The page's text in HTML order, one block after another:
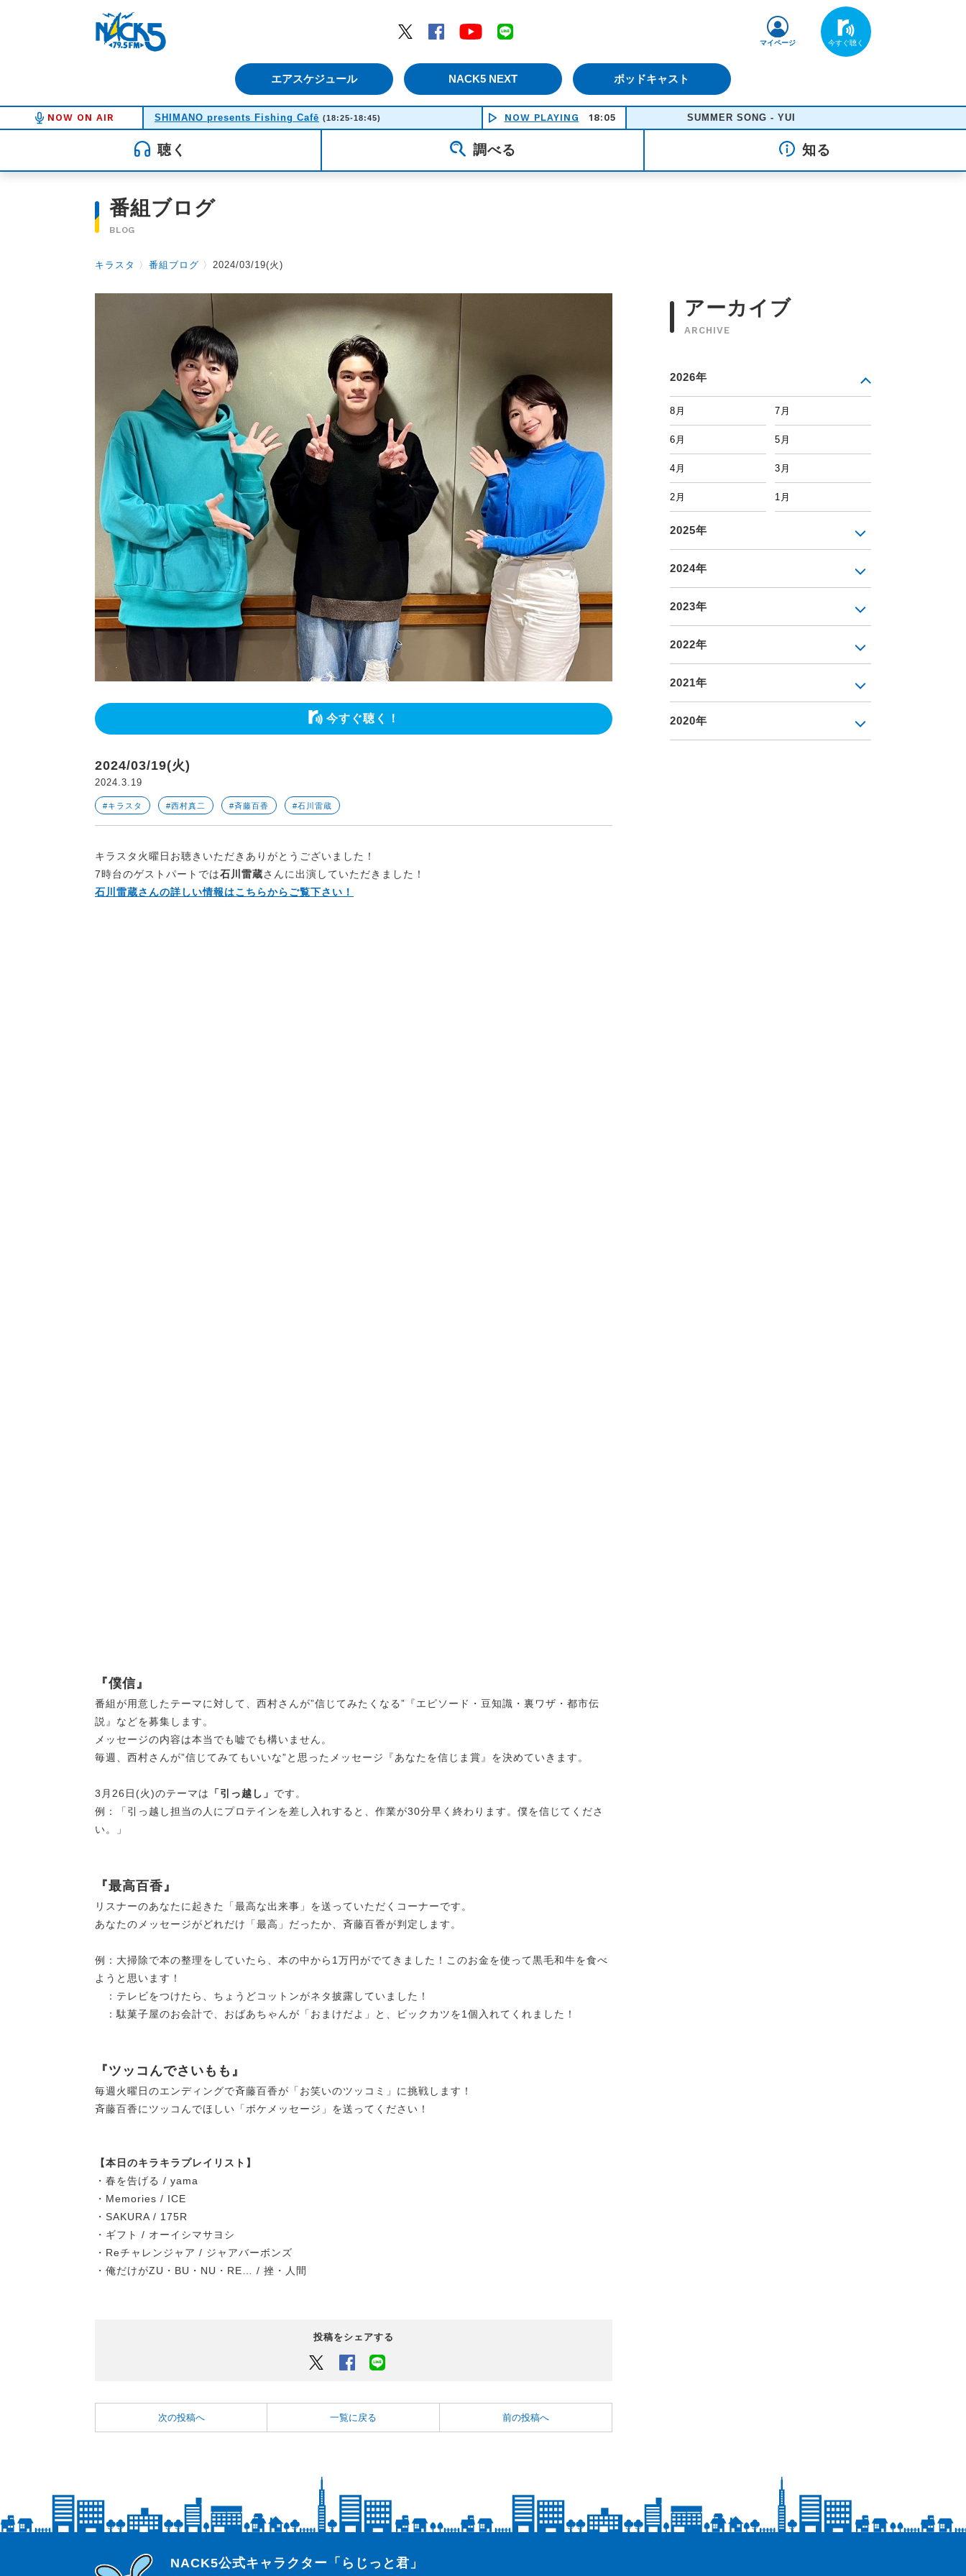
Twitter
Facebook YouTube
エアスケジュール NACK5 NEXT ポッドキャスト
マイページ
NOW ON AIR SHIMANO presents Fishing Cafē (18:25-18:45) NOW PLAYING 18:05 SUMMER SONG - YUI
聴く 調べる 知る
番組ブログ
BLOG
キラスタ 〉 番組ブログ 〉 2024/03/19(火)
今すぐ聴く！
2024/03/19(火)
2024.3.19
#キラスタ #西村真二 #斉藤百香 #石川雷蔵
キラスタ火曜日お聴きいただきありがとうございました！
7時台のゲストパートでは石川雷蔵さんに出演していただきました！
石川雷蔵さんの詳しい情報はこちらからご覧下さい！
『僕信』
番組が用意したテーマに対して、西村さんが”信じてみたくなる”『エピソード・豆知識・裏ワザ・都市伝
説』などを募集します。
メッセージの内容は本当でも嘘でも構いません。
毎週、西村さんが”信じてみてもいいな”と思ったメッセージ『あなたを信じま賞』を決めていきます。
3月26日(火)のテーマは 「引っ越し」 です。
例：「引っ越し担当の人にプロテインを差し入れすると、作業が30分早く終わります。僕を信じてくださ
い。」
『最高百香』
リスナーのあなたに起きた「最高な出来事」を送っていただくコーナーです。
あなたのメッセージがどれだけ「最高」だったか、斉藤百香が判定します。
例：大掃除で本の整理をしていたら、本の中から1万円がでてきました！このお金を使って黒毛和牛を食べ
ようと思います！
：テレビをつけたら、ちょうどコットンがネタ披露していました！
：駄菓子屋のお会計で、おばあちゃんが「おまけだよ」と、ビックカツを1個入れてくれました！
『ツッコんでさいもも』
毎週火曜日のエンディングで斉藤百香が「お笑いのツッコミ」に挑戦します！
斉藤百香にツッコんでほしい「ボケメッセージ」を送ってください！
【本日のキラキラプレイリスト】
・春を告げる / yama
・Memories / ICE
・SAKURA / 175R
・ギフト / オーイシマサヨシ
・Reチャレンジャア / ジャアバーボンズ
・俺だけがZU・BU・NU・RE… / 挫・人間
投稿をシェアする
Twitter Facebook
次の投稿へ 一覧に戻る 前の投稿へ
アーカイブ
ARCHIVE
2026年
8月 7月
6月 5月
4月 3月
2月 1月
2025年
2024年
2023年
2022年
2021年
2020年
らじっと君
NACK5公式キャラクター「らじっと君」